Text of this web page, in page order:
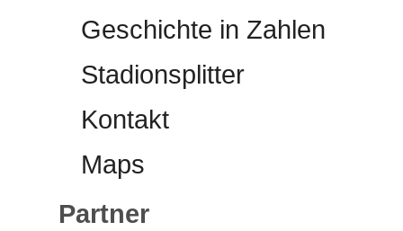
Geschichte in Zahlen
Stadionsplitter
Kontakt
Maps
Partner